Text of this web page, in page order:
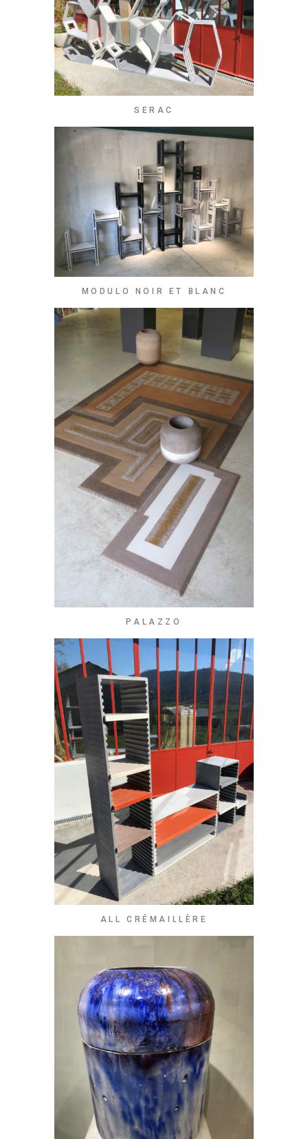
SERAC
MODULO NOIR ET BLANC
PALAZZO
ALL CRÉMAILLÈRE